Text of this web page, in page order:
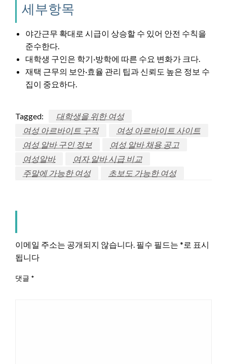
세부항목
야간근무 확대로 시급이 상승할 수 있어 안전 수칙을
준수한다.
대학생 구인은 학기·방학에 따른 수요 변화가 크다.
재택 근무의 보안·효율 관리 팁과 신뢰도 높은 정보 수
집이 중요하다.
Tagged:
대학생을 위한 여성
여성 아르바이트 구직
여성 아르바이트 사이트
여성 알바 구인 정보
여성 알바 채용 공고
여성알바
여자 알바 시급 비교
주말에 가능한 여성
초보도 가능한 여성
이메일 주소는 공개되지 않습니다. 필수 필드는 *로 표시
됩니다
댓글 *